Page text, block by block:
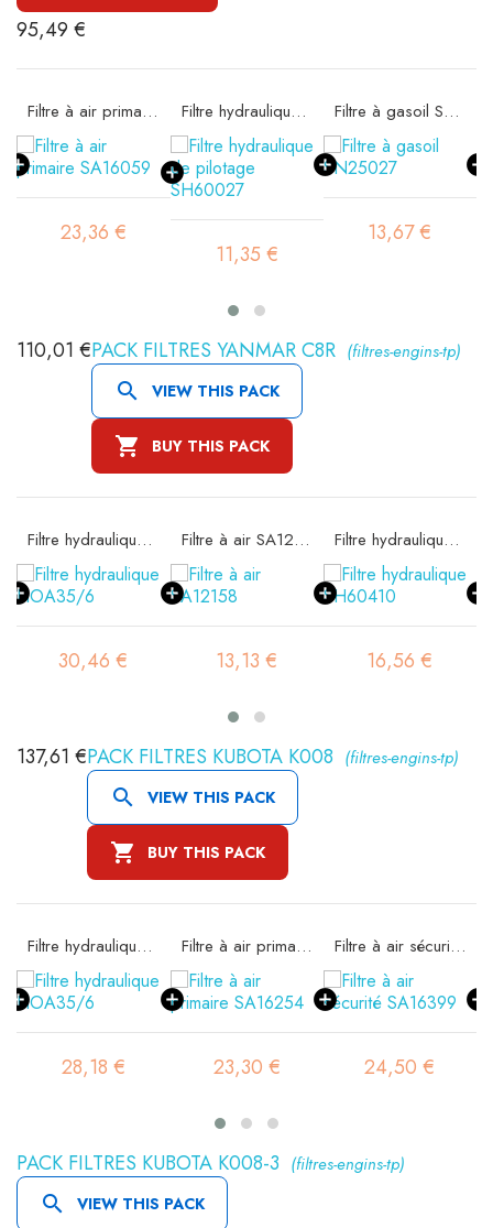
95,49 €
Filtre à air primaire SA16059
23,36 €
Filtre hydraulique de pilotage SH60027
11,35 €
Filtre à gasoil SN25027
13,67 €
PACK FILTRES YANMAR C8R (filtres-engins-tp)
 VIEW THIS PACK
 BUY THIS PACK
110,01 €
Filtre hydraulique FIOA35/6
30,46 €
Filtre à air SA12158
13,13 €
Filtre hydraulique SH60410
16,56 €
PACK FILTRES KUBOTA K008 (filtres-engins-tp)
 VIEW THIS PACK
 BUY THIS PACK
137,61 €
Filtre hydraulique FIOA35/6
28,18 €
Filtre à air primaire SA16254
23,30 €
Filtre à air sécurité SA16399
24,50 €
PACK FILTRES KUBOTA K008-3 (filtres-engins-tp)
 VIEW THIS PACK